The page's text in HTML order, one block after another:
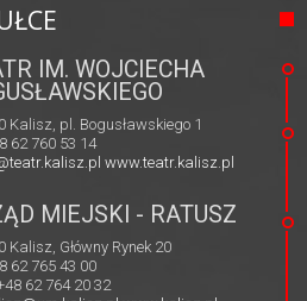
IM. WOJCIECHA
Kalisz, pl. Bogusławskiego 1
62 760 53 14
www.teatr.kalisz.pl
MIEJSKI - RATUSZ
Kalisz, Główny Rynek 20
62 765 43 00
62 764 20 32